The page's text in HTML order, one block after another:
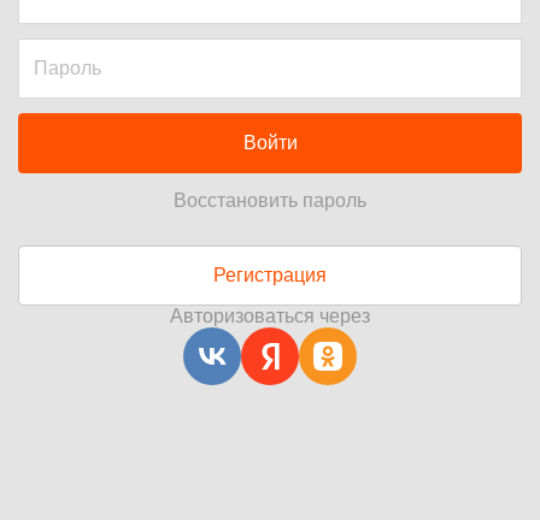
Войти
Восстановить пароль
Регистрация
Авторизоваться через